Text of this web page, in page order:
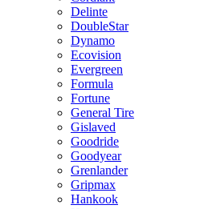
Delinte
DoubleStar
Dynamo
Ecovision
Evergreen
Formula
Fortune
General Tire
Gislaved
Goodride
Goodyear
Grenlander
Gripmax
Hankook